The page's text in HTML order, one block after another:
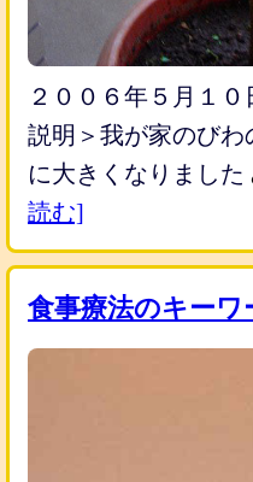
２００６年５月１
説明＞我が家のび
に大きくなりました
読む]
食事療法のキーワ